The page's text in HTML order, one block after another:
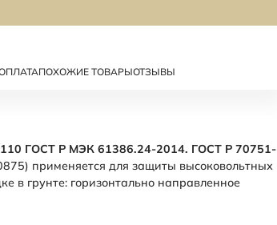
ПОХОЖИЕ ТОВАРЫОТЗЫВЫ
ГОСТ Р МЭК 61386.24-2014. ГОСТ Р 70751-
применяется для защиты высоковольтных
в грунте: горизонтально направленное